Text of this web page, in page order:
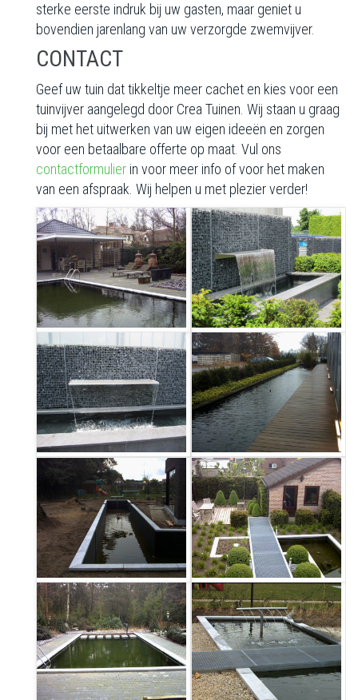
sterke eerste indruk bij uw gasten, maar geniet u
bovendien jarenlang van uw verzorgde zwemvijver.
CONTACT
Geef uw tuin dat tikkeltje meer cachet en kies voor een
tuinvijver aangelegd door Crea Tuinen. Wij staan u graag
bij met het uitwerken van uw eigen ideeën en zorgen
voor een betaalbare offerte op maat. Vul ons
contactformulier in voor meer info of voor het maken
van een afspraak. Wij helpen u met plezier verder!